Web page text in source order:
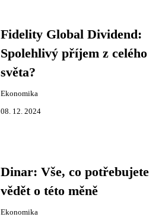
Fidelity Global Dividend:
Spolehlivý příjem z celého
světa?
Ekonomika
08. 12. 2024
Dinar: Vše, co potřebujete
vědět o této měně
Ekonomika